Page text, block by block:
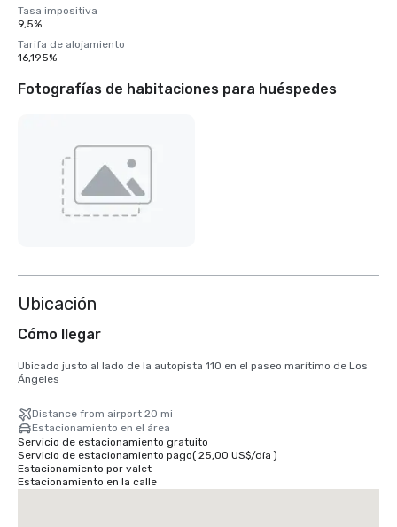
Tasa impositiva
9,5%
Tarifa de alojamiento
16,195%
Fotografías de habitaciones para huéspedes
Ubicación
Cómo llegar
Ubicado justo al lado de la autopista 110 en el paseo marítimo de Los
Ángeles
Distance from airport 20 mi
Estacionamiento en el área
Servicio de estacionamiento gratuito
Servicio de estacionamiento pago( 25,00 US$/día )
Estacionamiento por valet
Estacionamiento en la calle